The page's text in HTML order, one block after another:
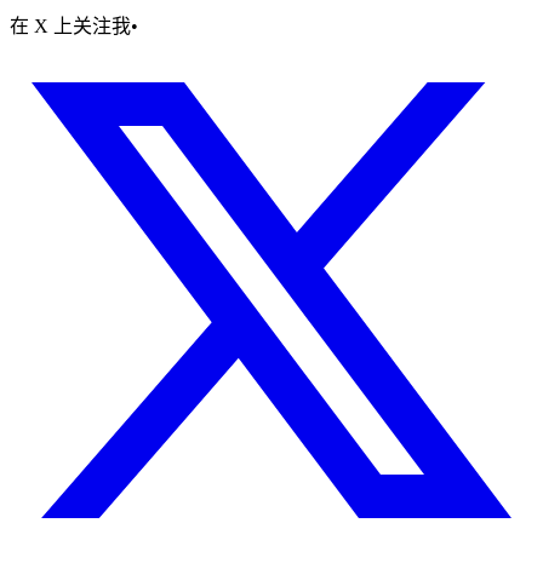
在 X 上关注我•